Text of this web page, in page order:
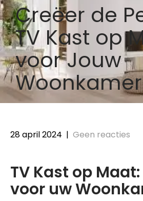
Creëer de
TV Kast op
voor Jouw
Woonkamer
28 april 2024 | Geen reacties
TV Kast op
voor uw